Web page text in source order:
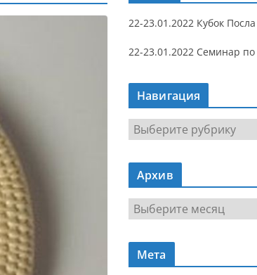
22-23.01.2022 Кубок
22-23.01.2022 Семинар
Навигация
Н
а
в
г
я
Архив
р
х
Мета